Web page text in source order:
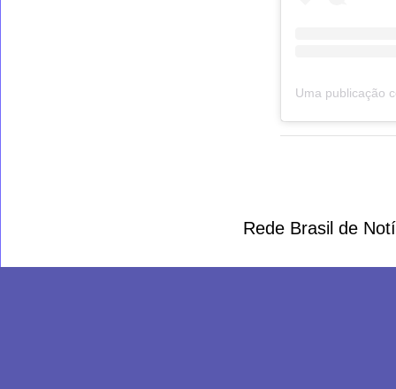
Rede Brasil de